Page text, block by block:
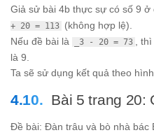
Giả sử bài 4b thực sự có số 9 ở
+ 20 = 113 (không hợp lệ).
Nếu đề bài là
_3 - 20 = 73 , thì
là 9.
Ta sẽ sử dụng kết quả theo
Bài 5 trang 20:
Đề bài: Đàn trâu và bò nhà bác